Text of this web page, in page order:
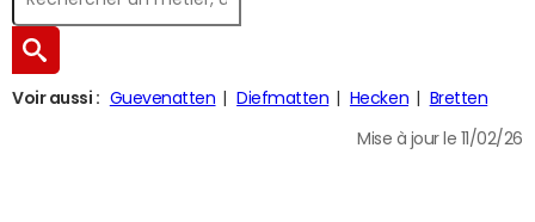
Voir aussi : Guevenatten Diefmatten Hecken Bretten
Mise à jour le 11/02/26